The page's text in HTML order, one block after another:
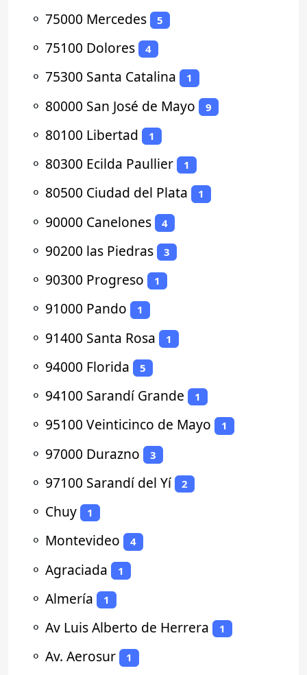
⚬ 75000 Mercedes 5
⚬ 75100 Dolores 4
⚬ 75300 Santa Catalina 1
⚬ 80000 San José de Mayo 9
⚬ 80100 Libertad 1
⚬ 80300 Ecilda Paullier 1
⚬ 80500 Ciudad del Plata 1
⚬ 90000 Canelones 4
⚬ 90200 las Piedras 3
⚬ 90300 Progreso 1
⚬ 91000 Pando 1
⚬ 91400 Santa Rosa 1
⚬ 94000 Florida 5
⚬ 94100 Sarandí Grande 1
⚬ 95100 Veinticinco de Mayo 1
⚬ 97000 Durazno 3
⚬ 97100 Sarandí del Yí 2
⚬ Chuy 1
⚬ Montevideo 4
⚬ Agraciada 1
⚬ Almería 1
⚬ Av Luis Alberto de Herrera 1
⚬ Av. Aerosur 1